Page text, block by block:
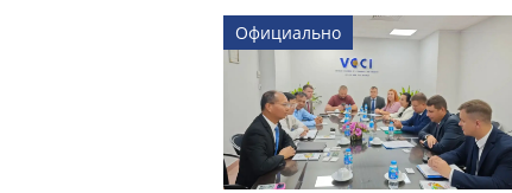
Официально